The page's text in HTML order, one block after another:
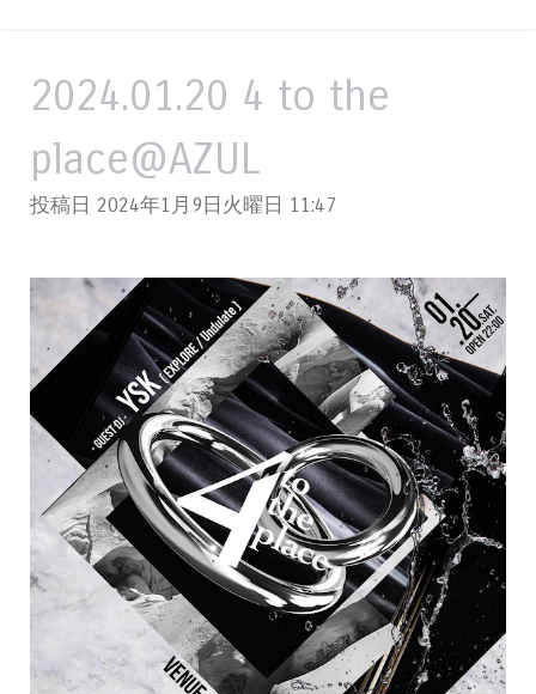
2024.01.20 4 to the
place@AZUL
投稿日 2024年1月9日火曜日 11:47